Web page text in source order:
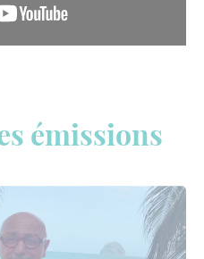
émissions